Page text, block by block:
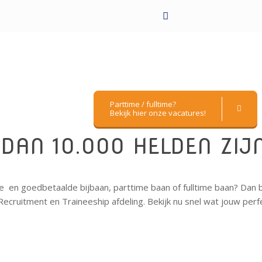
10.000 HELDEN
en goedbetaalde bijbaan, parttime baan of fulltime baan?
en Traineeship afdeling. Bekijk nu snel wat jouw
Parttime / fulltime?
Bekijk hier onze vacatures!